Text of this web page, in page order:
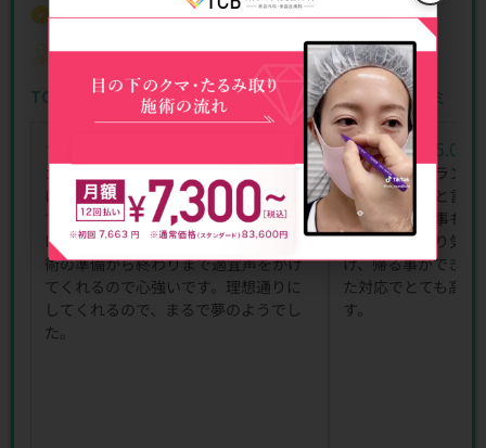
徳山駅より徒歩2分
TCB東京中央美容外科 周南徳山駅ビル院の院長
西田 康二郎 医師
TCB東京中央美容外科 周南徳山駅ビル院のくま取りの口コミ
カウンセリングがとても丁寧で、予算
に合わせて何度もシミュレーションし
てくれるので、納得した上で施術を受
けられます。看護師さんも優しく、施
術の準備から終わりまで適宜声をかけ
てくれるので心強いです。理想通りに
してくれるので、まるで夢のようでし
た。
★★★★★
★★★★★ (5.0)
仕上がりのバランス
友達にも綺麗と言わ
り勧められる事も
明をして下さり気持
け、帰る事ができま
た対応でとても高
す。